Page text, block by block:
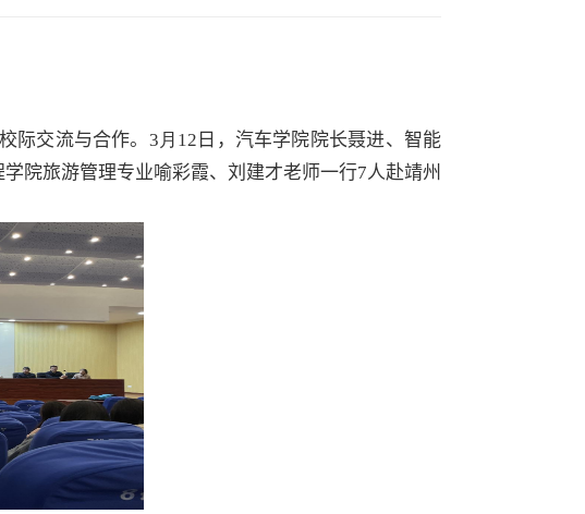
际交流与合作。 3 月 12 日 ， 汽车学院院长聂进、智能
院旅游管理专业喻彩霞、刘建才老师一行7人赴靖州